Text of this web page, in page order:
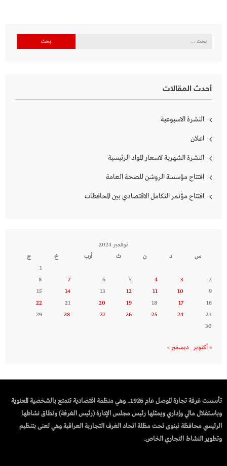
البحث
أحدث المقالات
النشرة الاسبوعية
اعلان
النشرة الشهرية لاسعار المواد الرئيسية
افتتاح مؤسسة الروشن للصحة العامة
افتتاح مؤتمر التكامل الاقتصادي بين المحافظات
نوفمبر 2024
س
د ن ث أرب خ
ج
1
2
3
4
5
6
7
8
9
10
11
12
13
14
15
16
17
18
19
20
21
22
23
24
25
26
27
28
29
30
« أكتوبر ديسمبر »
تأسست غرفة تجارة الموصل عام 1926.. وهي منظمة اقتصادية تتمتع بالشخصية المعنوية
وباستقلال مالي وإداري ويمثلها رئيس مجلس الإدارة (رئيس الغرفة) ونطاق نشاطها
الرئيسي محافظة نينوى تحت مظلة اتحاد الغرف التجارية العراقية وهي تعنى بتنظيم
وتطوير النشاط التجاري الخاص.